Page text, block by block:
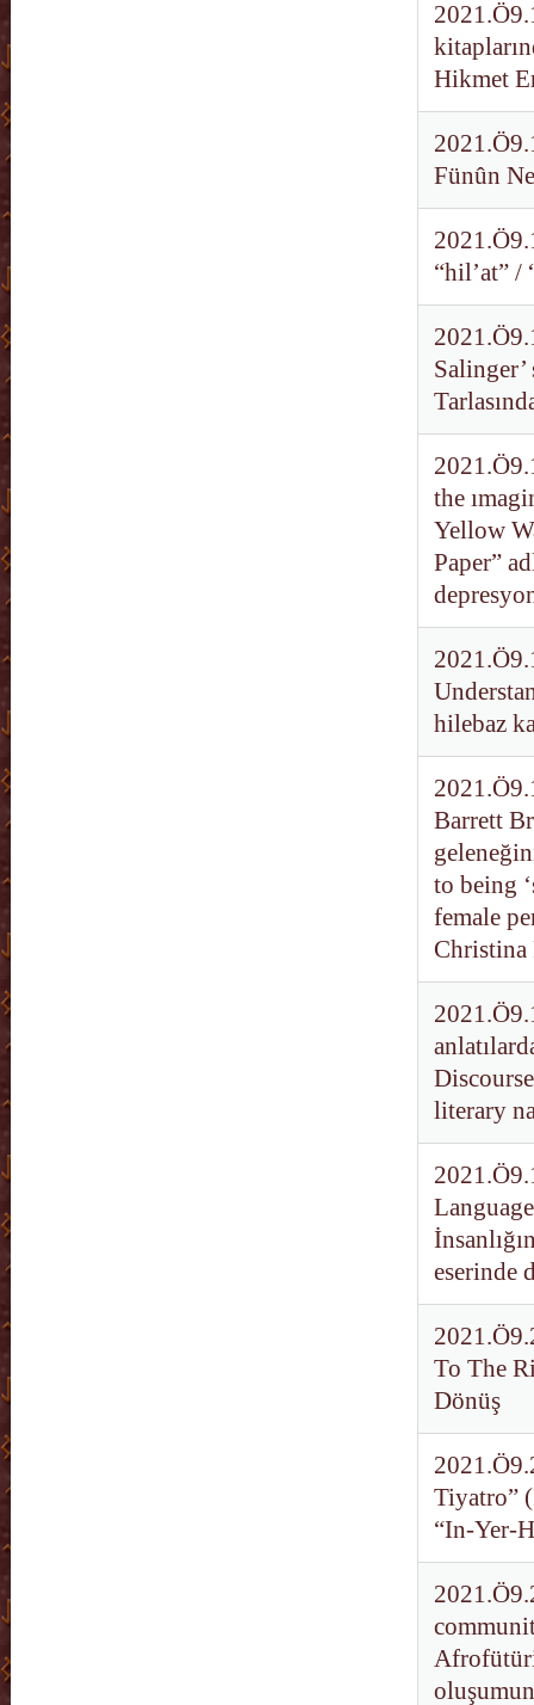
Hikmet
Fünûn
“hil’at” /
the
Yellow
Paper”
hilebaz
Barrett
to being
female
Christina
literary
eserinde
To The
Dönüş
Tiyatro”
“In-Yer-